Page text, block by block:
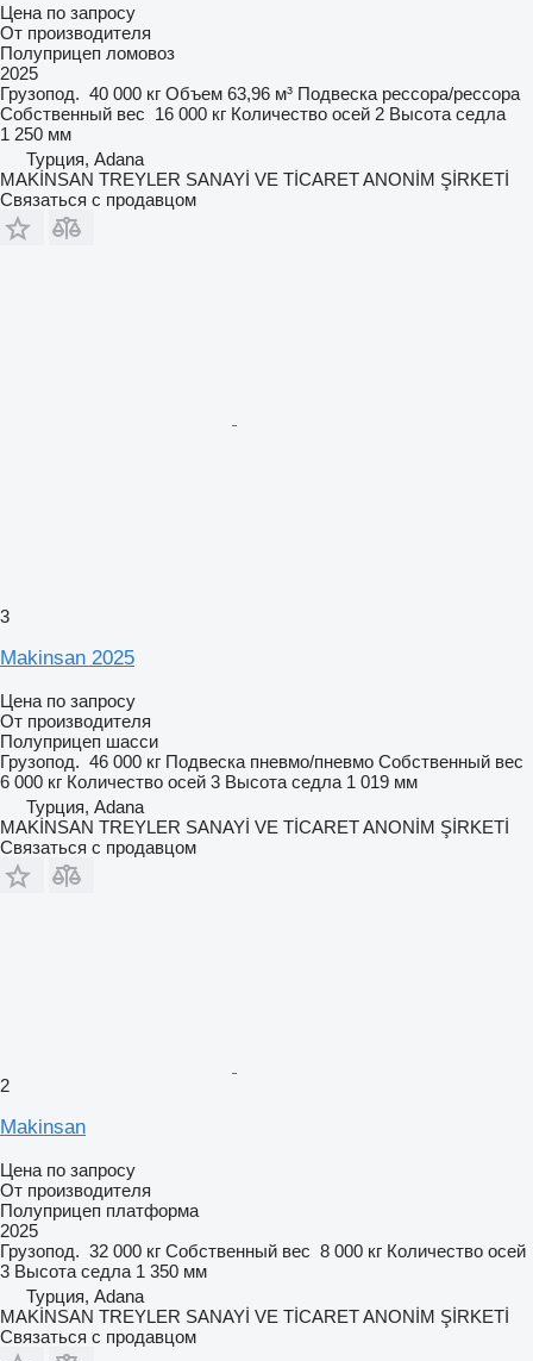
Цена по запросу
От производителя
Полуприцеп ломовоз
2025
Грузопод. 40 000 кг Объем 63,96 м³ Подвеска рессора/рессора
Собственный вес 16 000 кг Количество осей 2 Высота седла
1 250 мм
Турция, Adana
MAKİNSAN TREYLER SANAYİ VE TİCARET ANONİM ŞİRKETİ
Связаться с продавцом
3
Makinsan 2025
Цена по запросу
От производителя
Полуприцеп шасси
Грузопод. 46 000 кг Подвеска пневмо/пневмо Собственный вес
6 000 кг Количество осей 3 Высота седла 1 019 мм
Турция, Adana
MAKİNSAN TREYLER SANAYİ VE TİCARET ANONİM ŞİRKETİ
Связаться с продавцом
2
Makinsan
Цена по запросу
От производителя
Полуприцеп платформа
2025
Грузопод. 32 000 кг Собственный вес 8 000 кг Количество осей
3 Высота седла 1 350 мм
Турция, Adana
MAKİNSAN TREYLER SANAYİ VE TİCARET ANONİM ŞİRKETİ
Связаться с продавцом